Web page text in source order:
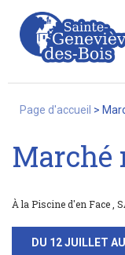
Services
Page d'accueil >
Marché
À la Piscine d'en Face ,
DU 12 JUILLET